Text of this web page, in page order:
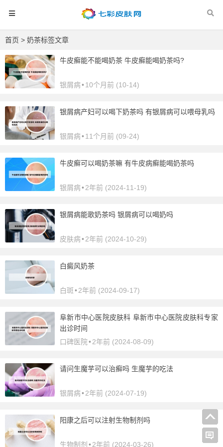
首页 > 奶茶标签文章
牛皮癣能不能喝奶茶 牛皮癣能喝奶茶吗?
银屑病•10个月前 (10-14)
银屑病产妇可以喝下奶茶吗 有银屑病可以喂母乳吗
银屑病•11个月前 (09-24)
牛皮癣可以喝奶茶嘛 有牛皮病癣能喝奶茶吗
银屑病•2年前 (2024-11-19)
银屑病能歌奶茶吗 银屑病可以喝奶吗
皮肤病•2年前 (2024-10-29)
白癜风奶茶
白斑•2年前 (2024-09-17)
阜新市中心医院皮肤科 阜新市中心医院皮肤科专家
出诊时间
口碑医院•2年前 (2024-08-09)
请问生魔芋可以治癣吗 生魔芋的吃法
银屑病•2年前 (2024-07-19)
阳康之后可以注射生物制剂吗
生物制剂 •2年前 (2024-03-26)